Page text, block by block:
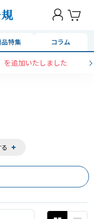
特集 コラム
を追加いたしました